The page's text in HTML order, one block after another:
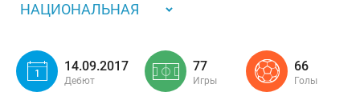
НАЦИОНАЛЬНАЯ
14.09.2017
Дебют
77
Игры
66
Голы